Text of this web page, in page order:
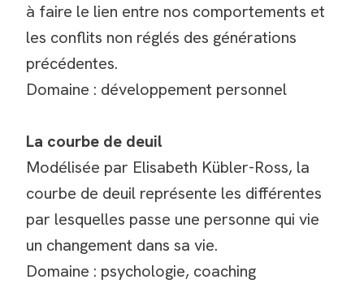
à faire le lien entre nos comportements et
les conflits non réglés des générations
précédentes.
Domaine : développement personnel
La courbe de deuil
Modélisée par Elisabeth Kübler-Ross, la
courbe de deuil représente les différentes
par lesquelles passe une personne qui vie
un changement dans sa vie.
Domaine : psychologie, coaching